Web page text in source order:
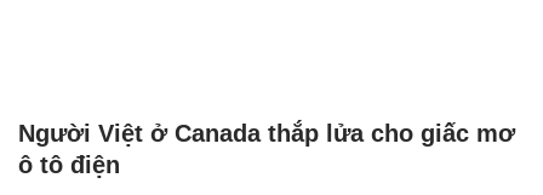
Người Việt ở Canada thắp lửa cho giấc mơ
ô tô điện